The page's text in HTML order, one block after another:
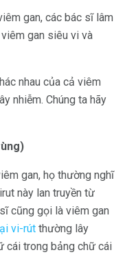
gan, các bác sĩ lâm
gan siêu vi và
nhau của cả viêm
nhiễm. Chúng ta hãy
gan, họ thường nghĩ
này lan truyền từ
cũng gọi là viêm gan
vi-rút thường lây
cái trong bảng chữ cái